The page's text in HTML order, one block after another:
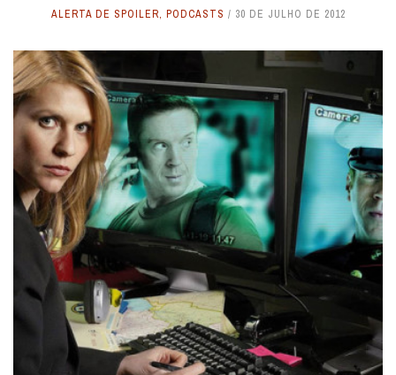
ALERTA DE SPOILER, PODCASTS 30 DE JULHO DE 2012